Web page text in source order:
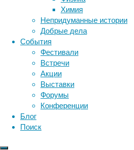
Химия
Непридуманные истории
Добрые дела
События
Фестивали
Встречи
Акции
Выставки
Форумы
Конференции
Блог
Поиск
активируется
производит
вирусы.
Недавно
было
предположено,
что
пищевые
сахара,
в
нейробиология
нейрофизиология
поведение
сон социальные проблемы
физиология
эмоции эпидемия